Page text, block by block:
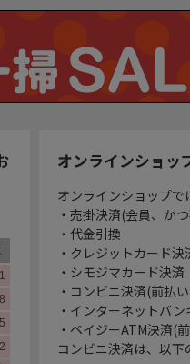
オンラインショッ
オンラインショップで
・売掛決済(会員、か
・代金引換
・クレジットカード決
・シモジマカード決済
・コンビニ決済(前払
・インターネットバ
・ペイジーATM決済(
コンビニ決済は、以下